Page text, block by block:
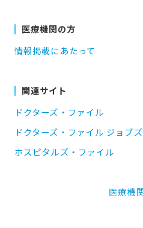
医療機関の方
情報掲載にあたって
関連サイト
ドクターズ・ファイル
ドクターズ・ファイル ジョブズ
ホスピタルズ・ファイル
医療機